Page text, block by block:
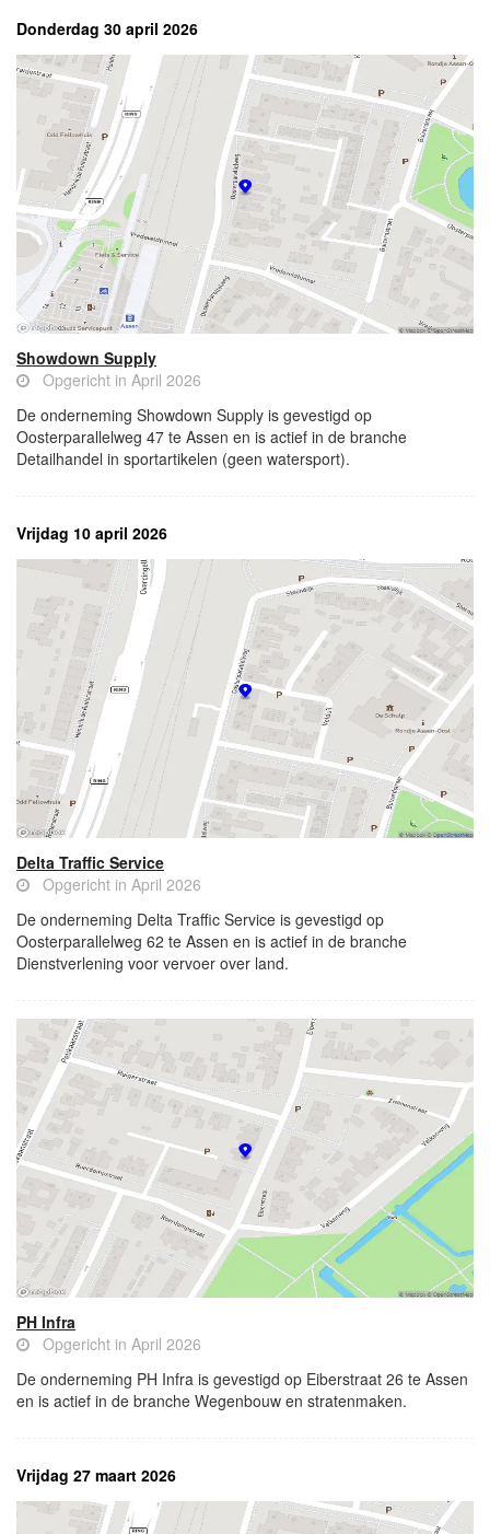
Donderdag 30 april 2026
Showdown Supply
Opgericht in April 2026
De onderneming Showdown Supply is gevestigd op
Oosterparallelweg 47 te Assen en is actief in de branche
Detailhandel in sportartikelen (geen watersport).
Vrijdag 10 april 2026
Delta Traffic Service
Opgericht in April 2026
De onderneming Delta Traffic Service is gevestigd op
Oosterparallelweg 62 te Assen en is actief in de branche
Dienstverlening voor vervoer over land.
PH Infra
Opgericht in April 2026
De onderneming PH Infra is gevestigd op Eiberstraat 26 te Assen
en is actief in de branche Wegenbouw en stratenmaken.
Vrijdag 27 maart 2026